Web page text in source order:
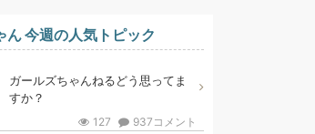
ん 今週の人気トピック
ガールズちゃんねるどう思ってま
すか？
127 937コメント